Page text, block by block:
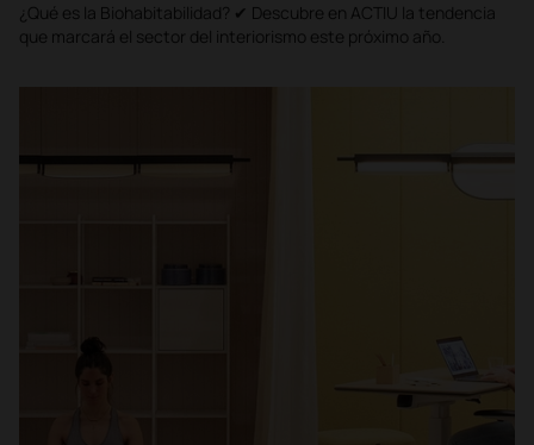
¿Qué es la Biohabitabilidad? ✔ Descubre en ACTIU la tendencia
que marcará el sector del interiorismo este próximo año.